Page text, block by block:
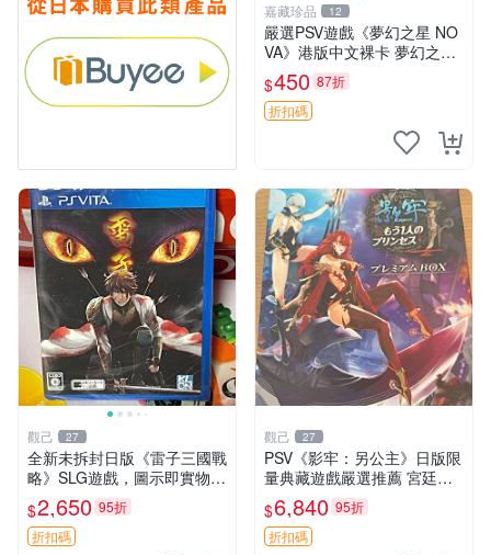
嘉藏珍品 12
嚴選PSV遊戲《夢幻之星 NO
VA》港版中文裸卡 夢幻之星
游戲 PSV 遊戲卡帶
$450 87折
折扣碼
觀己 27
全新未拆封日版《雷子三國戰
略》SLG遊戲，圖示即實物，
無後期調包！ 三國志 電玩 SL
G 游戲
$2,650 95折
折扣碼
觀己 27
PSV《影牢：另公主》日版限
量典藏遊戲嚴選推薦 宮廷風
采 電玩收藏 神話冒險
$6,840 95折
折扣碼